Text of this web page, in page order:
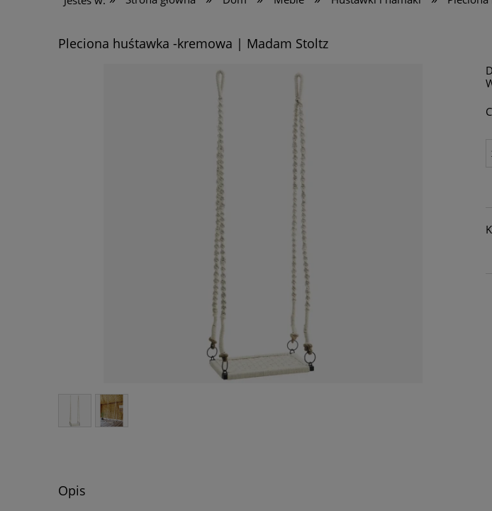
Pleciona huśtawka -kremowa | Madam Stoltz
Opis